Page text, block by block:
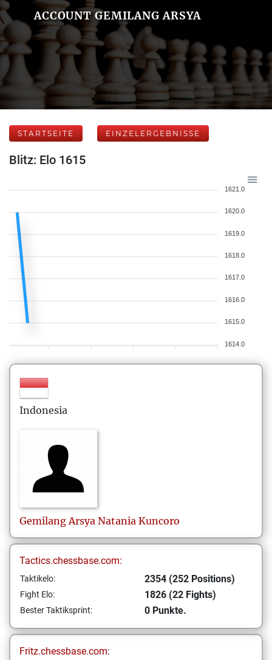
ACCOUNT GEMILANG ARSYA
STARTSEITE EINZELERGEBNISSE
Blitz: Elo 1615
1621.0
1620.0
1619.0
1618.0
1617.0
1616.0
1615.0
1614.0
Indonesia
Gemilang Arsya Natania Kuncoro
Tactics.chessbase.com:
Taktikelo: 2354 (252 Positions)
Fight Elo: 1826 (22 Fights)
Bester Taktiksprint: 0 Punkte.
Fritz.chessbase.com: